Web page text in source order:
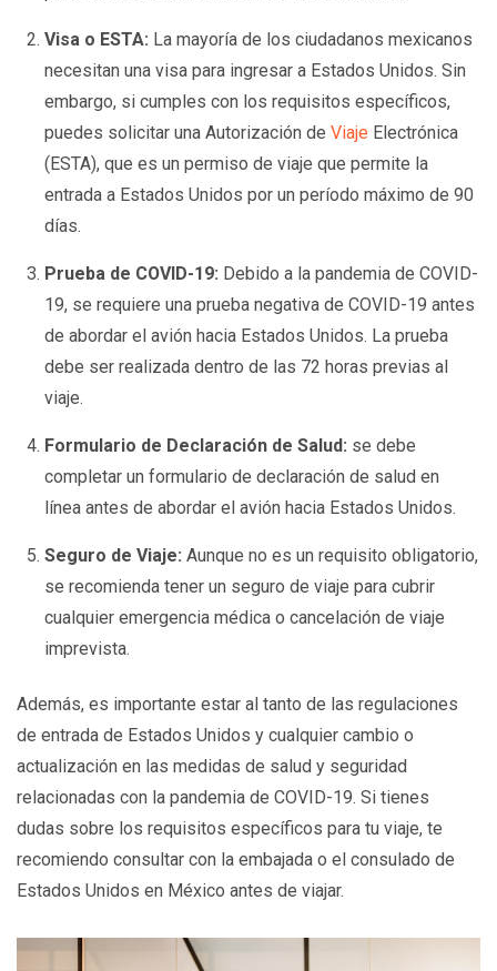
Visa o ESTA: La mayoría de los ciudadanos mexicanos
necesitan una visa para ingresar a Estados Unidos. Sin
embargo, si cumples con los requisitos específicos,
puedes solicitar una Autorización deViaje Electrónica
(ESTA), que es un permiso de viaje que permite la
entrada a Estados Unidos por un período máximo de 90
días.
Prueba de COVID-19: Debido a la pandemia de COVID-
19, se requiere una prueba negativa de COVID-19 antes
de abordar el avión hacia Estados Unidos. La prueba
debe ser realizada dentro de las 72 horas previas al
viaje.
Formulario de Declaración de Salud: se debe
completar un formulario de declaración de salud en
línea antes de abordar el avión hacia Estados Unidos.
Seguro de Viaje: Aunque no es un requisito obligatorio,
se recomienda tener un seguro de viaje para cubrir
cualquier emergencia médica o cancelación de viaje
imprevista.
Además, es importante estar al tanto de las regulaciones
de entrada de Estados Unidos y cualquier cambio o
actualización en las medidas de salud y seguridad
relacionadas con la pandemia de COVID-19. Si tienes
dudas sobre los requisitos específicos para tu viaje, te
recomiendo consultar con la embajada o el consulado de
Estados Unidos en México antes de viajar.